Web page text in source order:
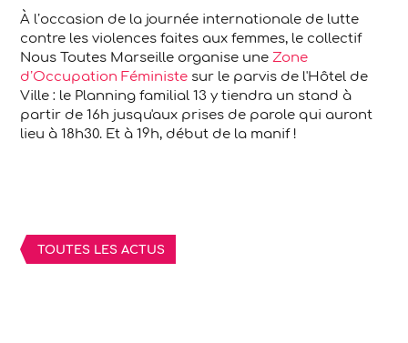
À l’occasion de la journée internationale de lutte
contre les violences faites aux femmes, le collectif
Nous Toutes Marseille organise uneZone
d’Occupation Féministe sur le parvis de l'Hôtel de
Ville : le Planning familial 13 y tiendra un stand à
partir de 16h jusqu'aux prises de parole qui auront
lieu à 18h30. Et à 19h, début de la manif !
TOUTES LES ACTUS